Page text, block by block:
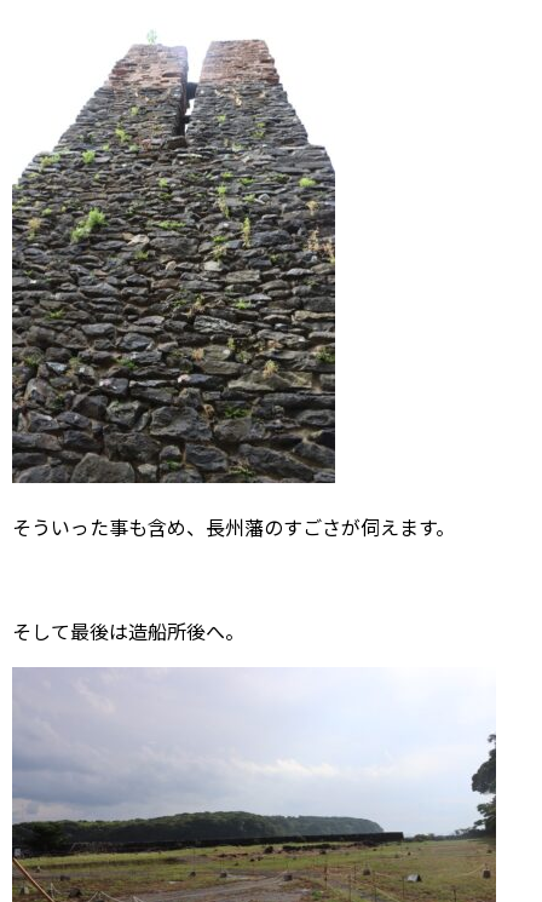
そういった事も含め、長州藩のすごさが伺えます。
そして最後は造船所後へ。